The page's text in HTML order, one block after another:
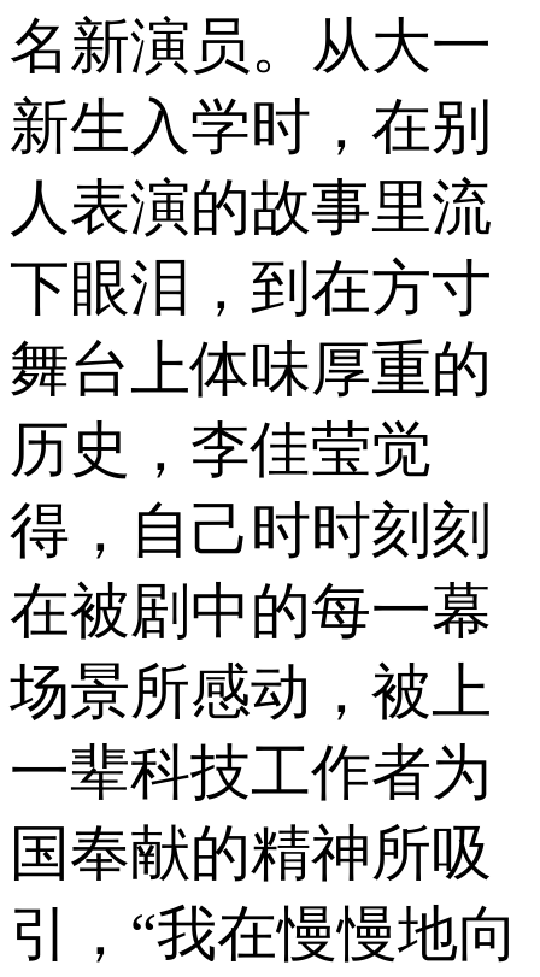
名新演员。从大一
新生入学时，在别
人表演的故事里流
下眼泪，到在方寸
舞台上体味厚重的
历史，李佳莹觉
得，自己时时刻刻
在被剧中的每一幕
场景所感动，被上
一辈科技工作者为
国奉献的精神所吸
引，“我在慢慢地向